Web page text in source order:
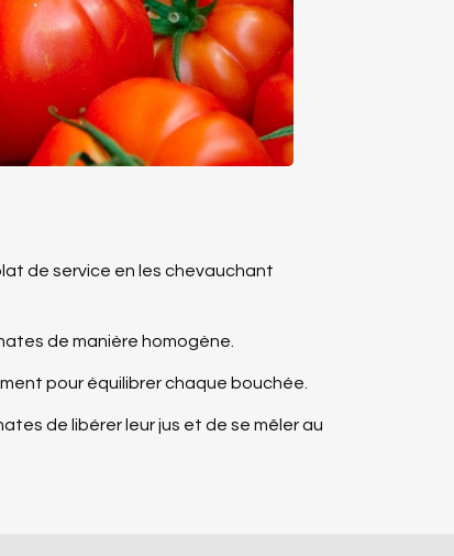
de service en les chevauchant
de manière homogène.
pour équilibrer chaque bouchée.
de libérer leur jus et de se mêler au